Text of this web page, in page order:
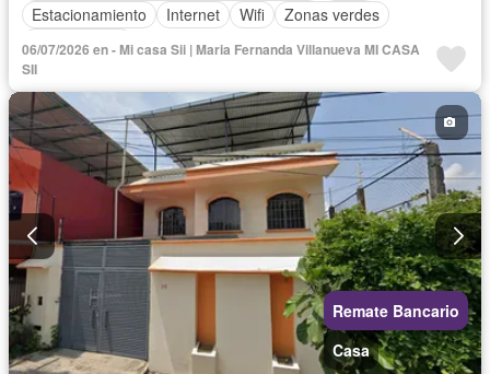
Estacionamiento
Internet Wifi
Zonas verdes
Sin amueblar
06/07/2026 en - Mi casa Sii | Maria Fernanda Villanueva MI CASA
SII
Remate Bancario
Casa